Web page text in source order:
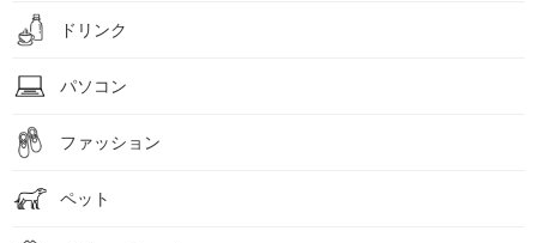
ドリンク
パソコン
ファッション
ペット